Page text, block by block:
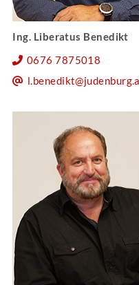
Ing. Liberatus Benedikt
0676 7875018